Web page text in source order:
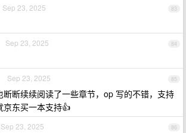
83
Sep 23, 2025
84
Sep 23, 2025
85
Sep 23, 2025
断断续续阅读了一些章节，op 写的不错，支持
京东买一本支持👍
86
Sep 23, 2025